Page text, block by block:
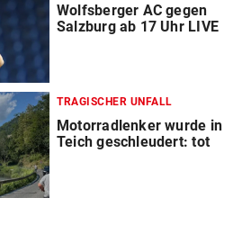
Wolfsberger AC gegen
Salzburg ab 17 Uhr LIVE
TRAGISCHER UNFALL
Motorradlenker wurde in
Teich geschleudert: tot